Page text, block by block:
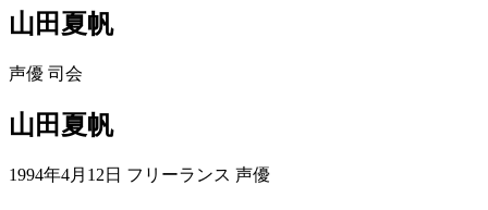
山田夏帆
声優 司会
山田夏帆
1994年4月12日 フリーランス 声優